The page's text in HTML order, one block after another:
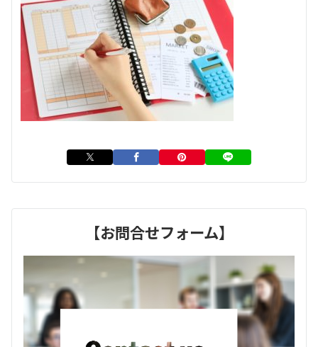
【お問合せフォーム】